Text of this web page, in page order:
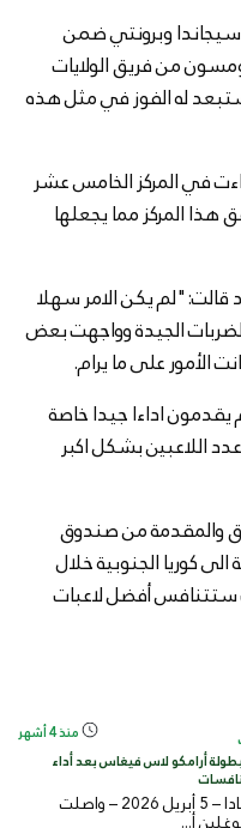
وبرونتي ضمن
من فريق الولايات
له الفوز في مثل هذه
في المركز الخامس عشر
هذا المركز مما يجعلها
قالت:"لم يكن الامر سهلا
الجيدة وواجهت بعض
الأمور على ما يرام.
اداءا جيدا خاصة
اللاعبين بشكل اكبر
والمقدمة من صندوق
كوريا الجنوبية خلال
المقبل. حيث ستتنافس أفضل لاعبات
منذ 4 أشهر
أرامكو لاس فيغاس بعد أداء
لاس فيغاس، نيفادا – 5 أبريل 2026 – واصلت
أ...